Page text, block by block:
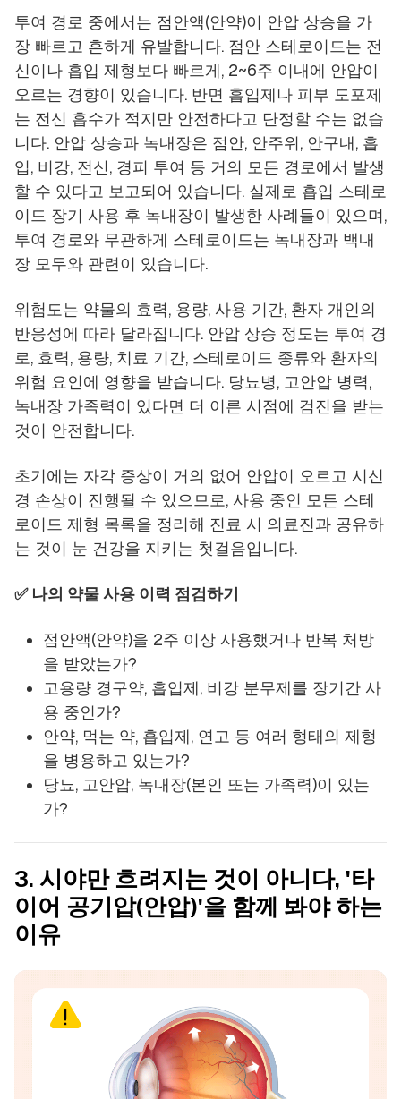
투여 경로 중에서는 점안액(안약)이 안압 상승을 가
장 빠르고 흔하게 유발합니다. 점안 스테로이드는 전
신이나 흡입 제형보다 빠르게, 2~6주 이내에 안압이
오르는 경향이 있습니다. 반면 흡입제나 피부 도포제
는 전신 흡수가 적지만 안전하다고 단정할 수는 없습
니다. 안압 상승과 녹내장은 점안, 안주위, 안구내, 흡
입, 비강, 전신, 경피 투여 등 거의 모든 경로에서 발생
할 수 있다고 보고되어 있습니다. 실제로 흡입 스테로
이드 장기 사용 후 녹내장이 발생한 사례들이 있으며,
투여 경로와 무관하게 스테로이드는 녹내장과 백내
장 모두와 관련이 있습니다.
위험도는 약물의 효력, 용량, 사용 기간, 환자 개인의
반응성에 따라 달라집니다. 안압 상승 정도는 투여 경
로, 효력, 용량, 치료 기간, 스테로이드 종류와 환자의
위험 요인에 영향을 받습니다. 당뇨병, 고안압 병력,
녹내장 가족력이 있다면 더 이른 시점에 검진을 받는
것이 안전합니다.
초기에는 자각 증상이 거의 없어 안압이 오르고 시신
경 손상이 진행될 수 있으므로, 사용 중인 모든 스테
로이드 제형 목록을 정리해 진료 시 의료진과 공유하
는 것이 눈 건강을 지키는 첫걸음입니다.
✅ 나의 약물 사용 이력 점검하기
점안액(안약)을 2주 이상 사용했거나 반복 처방
을 받았는가?
고용량 경구약, 흡입제, 비강 분무제를 장기간 사
용 중인가?
안약, 먹는 약, 흡입제, 연고 등 여러 형태의 제형
을 병용하고 있는가?
당뇨, 고안압, 녹내장(본인 또는 가족력)이 있는
가?
3. 시야만 흐려지는 것이 아니다, '타
이어 공기압(안압)'을 함께 봐야 하는
이유